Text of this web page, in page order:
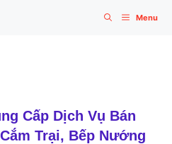
Menu
Cấp Dịch Vụ Bán
Trại, Bếp Nướng